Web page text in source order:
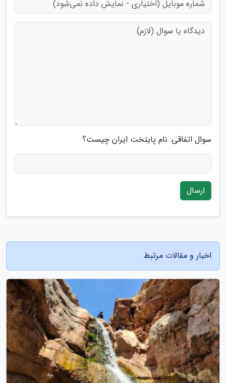
سوال اتفاقی: نام پایتخت ایران چیست؟
ارسال
اخبار و مقالات مرتبط